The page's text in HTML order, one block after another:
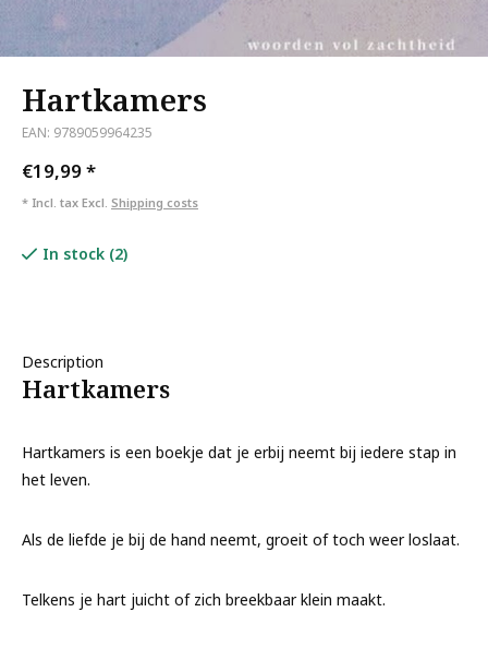
Hartkamers
EAN: 9789059964235
€19,99*
* Incl. tax Excl. Shipping costs
In stock (2)
Description
Hartkamers
Hartkamers is een boekje dat je erbij neemt bij iedere stap in
het leven.
Als de liefde je bij de hand neemt, groeit of toch weer loslaat.
Telkens je hart juicht of zich breekbaar klein maakt.